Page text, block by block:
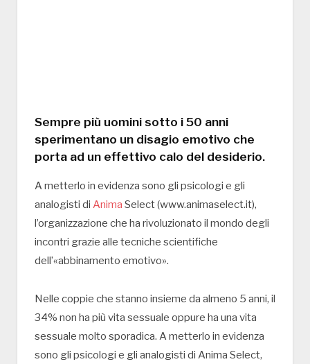
Sempre più uomini sotto i 50 anni
sperimentano un disagio emotivo che
porta ad un effettivo calo del desiderio.
A metterlo in evidenza sono gli psicologi e gli
analogisti di Anima Select (www.animaselect.it),
l’organizzazione che ha rivoluzionato il mondo degli
incontri grazie alle tecniche scientifiche
dell’«abbinamento emotivo».
Nelle coppie che stanno insieme da almeno 5 anni, il
34% non ha più vita sessuale oppure ha una vita
sessuale molto sporadica. A metterlo in evidenza
sono gli psicologi e gli analogisti di Anima Select,